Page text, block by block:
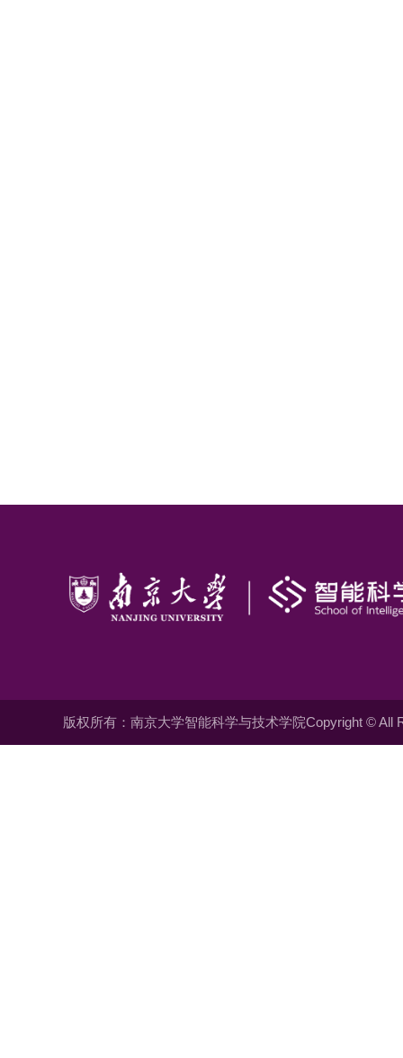
版权所有：南京大学智能科学与技术学院Copyright © All